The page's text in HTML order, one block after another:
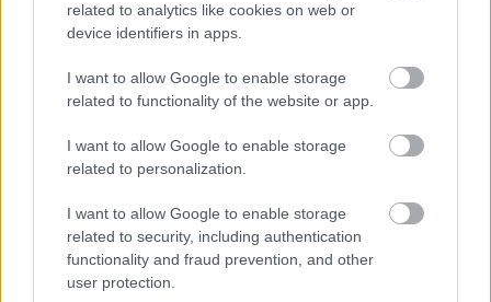
related to analytics like cookies on web or
device identifiers in apps.
I want to allow Google to enable storage
related to functionality of the website or app.
I want to allow Google to enable storage
related to personalization.
I want to allow Google to enable storage
related to security, including authentication
functionality and fraud prevention, and other
user protection.
LEGOLVASOTTABB
Látlelet a hazai víziközművekről?
Egyetlen, fél évszázados vezetéken
múlt Bicske vízellátása
Egyhetes országos ellenőrzést tart a
rendőrség a utakon